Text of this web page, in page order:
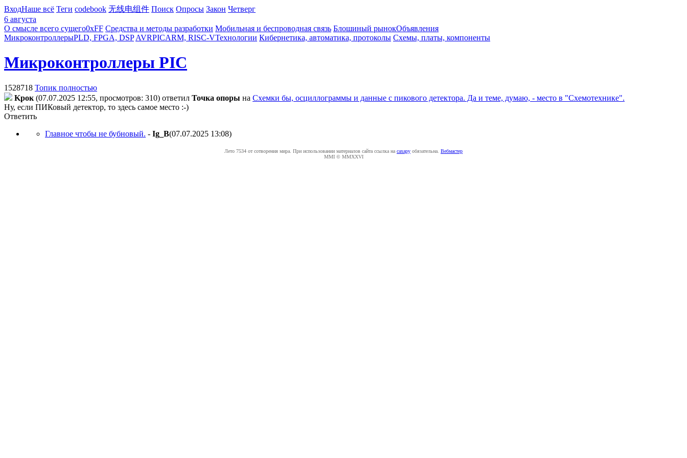
ВходНаше всё Теги codebook 无线电组件 Поиск Опросы Закон Четверг
6 августа
О смысле всего сущего0xFF Средства и методы разработки Мобильная и беспроводная связь Блошиный рынокОбъявления
МикроконтроллерыPLD, FPGA, DSP AVRPICARM, RISC-VТехнологии Кибернетика, автоматика, протоколы Схемы, платы, компоненты
Микроконтроллеры PIC
1528718 Топик полностью
Kpoк (07.07.2025 12:55, просмотров: 310) ответил Toчкa oпopы на Схемки бы, осциллограммы и данные с пикового детектора. Да и теме, думаю, - место в "Схемотехнике".
Ну, если ПИКовый детектор, то здесь самое место :-)
Ответить
Главное чтобы не бубновый. - Ig_B(07.07.2025 13:08)
Лето 7534 от сотворения мира. При использовании материалов сайта ссылка на caxapу обязательна. Вебмастер
MMI © MMXXVI